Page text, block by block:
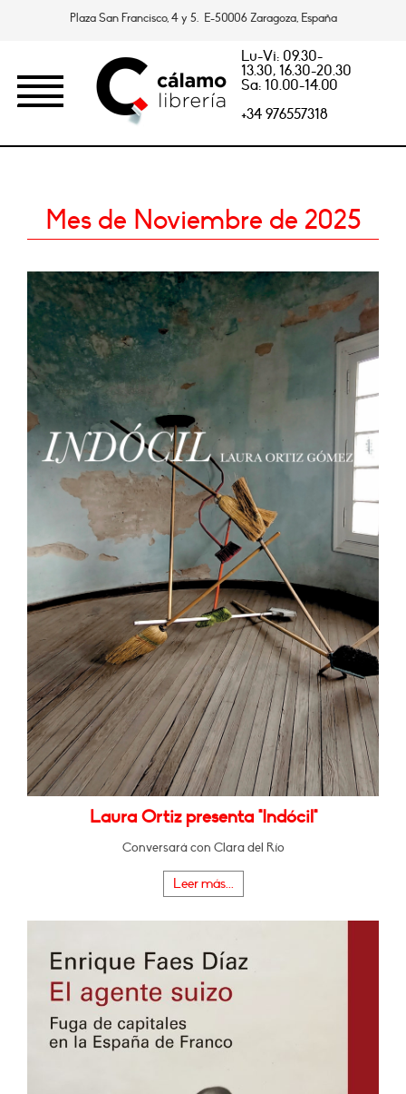
Plaza San Francisco, 4 y 5. E-50006 Zaragoza, España
Lu-Vi: 09.30-
13.30, 16.30-20.30
Sa: 10.00-14.00
+34 976557318
Mes de Noviembre de 2025
Laura Ortiz presenta "Indócil"
Conversará con Clara del Río
Leer más...